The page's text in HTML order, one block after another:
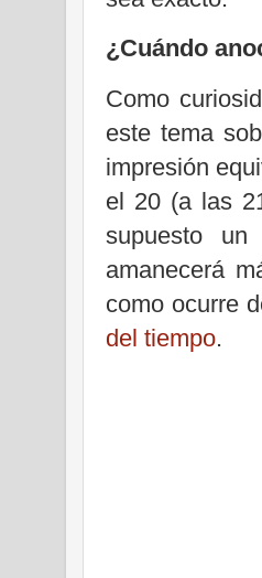
¿Cuándo
Como
este tema
impresión
el 20 (a las
supuesto
amanecerá
como ocurre
del tiempo.